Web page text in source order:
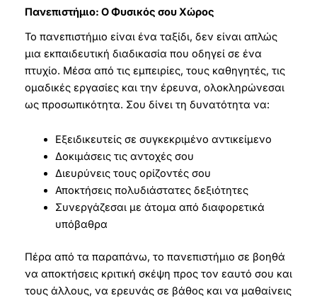
Πανεπιστήμιο: Ο Φυσικός σου Χώρος
Το πανεπιστήμιο είναι ένα ταξίδι, δεν είναι απλώς
μια εκπαιδευτική διαδικασία που οδηγεί σε ένα
πτυχίο. Μέσα από τις εμπειρίες, τους καθηγητές, τις
ομαδικές εργασίες και την έρευνα, ολοκληρώνεσαι
ως προσωπικότητα. Σου δίνει τη δυνατότητα να:
Εξειδικευτείς σε συγκεκριμένο αντικείμενο
Δοκιμάσεις τις αντοχές σου
Διευρύνεις τους ορίζοντές σου
Αποκτήσεις πολυδιάστατες δεξιότητες
Συνεργάζεσαι με άτομα από διαφορετικά
υπόβαθρα
Πέρα από τα παραπάνω, το πανεπιστήμιο σε βοηθά
να αποκτήσεις κριτική σκέψη προς τον εαυτό σου και
τους άλλους, να ερευνάς σε βάθος και να μαθαίνεις